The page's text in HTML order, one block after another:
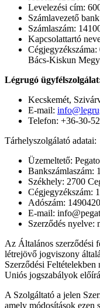
Levelezési cím:
Számlavezető
Számlaszám:
Kapcsolattartó
Bács-Kiskun
Légrugó
Kecskemét,
E-mail:
Telefon: +36-30-
Tárhelyszolgálató adatai:
Üzemeltető:
Bankszámlaszám:
Székhely: 2700
Cégjegyzékszám:
Adószám:
E-mail:
Szerződés nyelve:
Az Általános szerződési
létrejövő jogviszony
Szerződési
Uniós jogszabályok
A Szolgáltató a jelen
amely módosítások ezen